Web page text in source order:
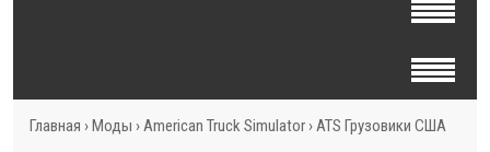
Главная › Моды ›American Truck Simulator ›ATS Грузовики США